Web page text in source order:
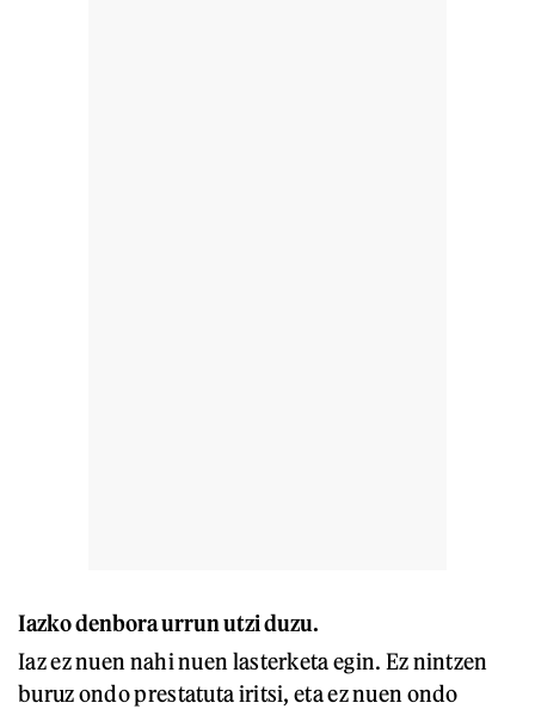
Iazko denbora urrun utzi duzu.
Iaz ez nuen nahi nuen lasterketa egin. Ez nintzen
buruz ondo prestatuta iritsi, eta ez nuen ondo